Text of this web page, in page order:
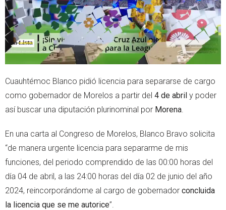
Cuauhtémoc Blanco pidió licencia para separarse de cargo
como gobernador de Morelos a partir del 4 de abril y poder
así buscar una diputación plurinominal por Morena
En una carta al Congreso de Morelos, Blanco Bravo solicita
“de manera urgente licencia para separarme de mis
funciones, del periodo comprendido de las 00:00 horas del
día 04 de abril, a las 24:00 horas del día 02 de junio del año
2024, reincorporándome al cargo de gobernador concluida
la licencia que se me autorice”.